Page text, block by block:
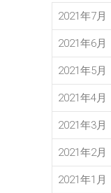
2021年7月
2021年6月
2021年5月
2021年4月
2021年3月
2021年2月
2021年1月